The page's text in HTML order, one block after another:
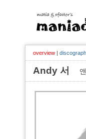
overview |
Andy 서